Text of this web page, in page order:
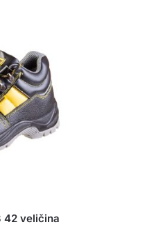
42 veličina